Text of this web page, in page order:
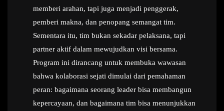
memberi arahan, tapi juga menjadi penggerak,
pemberi makna, dan penopang semangat tim.
Sementara itu, tim bukan sekadar pelaksana, tapi
partner aktif dalam mewujudkan visi bersama.
Program ini dirancang untuk membuka wawasan
bahwa kolaborasi sejati dimulai dari pemahaman
peran: bagaimana seorang leader bisa membangun
kepercayaan, dan bagaimana tim bisa menunjukkan